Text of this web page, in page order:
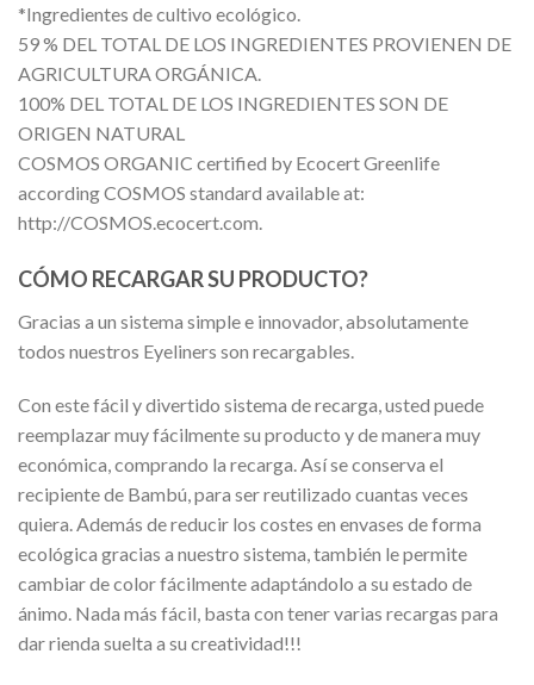
*Ingredientes de cultivo ecológico.
59 % DEL TOTAL DE LOS INGREDIENTES PROVIENEN DE
AGRICULTURA ORGÁNICA.
100% DEL TOTAL DE LOS INGREDIENTES SON DE
ORIGEN NATURAL
COSMOS ORGANIC certified by Ecocert Greenlife
according COSMOS standard available at:
http://COSMOS.ecocert.com.
CÓMO RECARGAR SU PRODUCTO?
Gracias a un sistema simple e innovador, absolutamente
todos nuestros Eyeliners son recargables.
Con este fácil y divertido sistema de recarga, usted puede
reemplazar muy fácilmente su producto y de manera muy
económica, comprando la recarga. Así se conserva el
recipiente de Bambú, para ser reutilizado cuantas veces
quiera. Además de reducir los costes en envases de forma
ecológica gracias a nuestro sistema, también le permite
cambiar de color fácilmente adaptándolo a su estado de
ánimo. Nada más fácil, basta con tener varias recargas para
dar rienda suelta a su creatividad!!!